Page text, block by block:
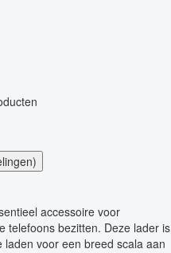
accessoire voor
telefoons bezitten. Deze lader is
voor een breed scala aan